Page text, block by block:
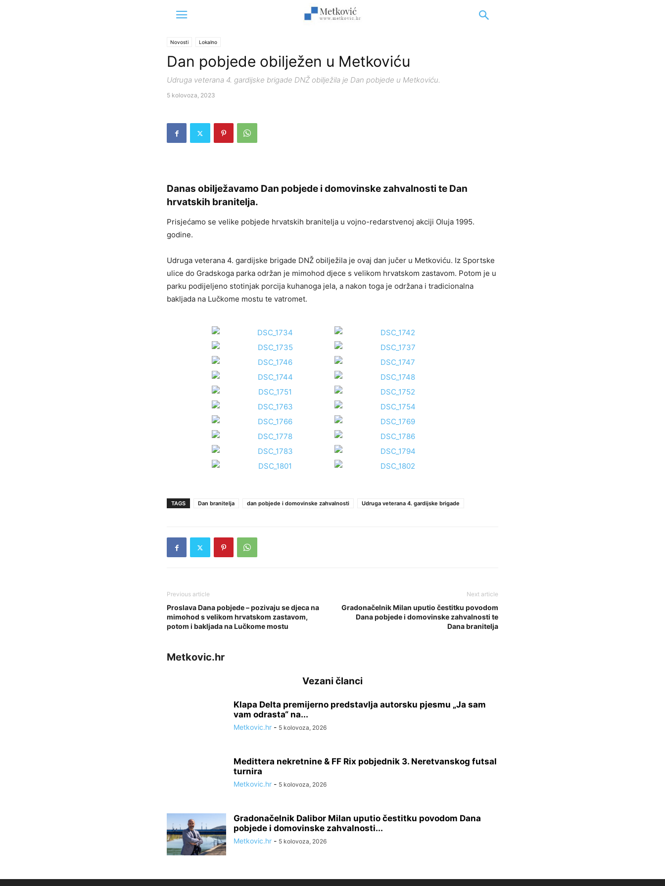
Novosti Lokalno
Dan pobjede obilježen u Metkoviću
Udruga veterana 4. gardijske brigade DNŽ obilježila je Dan pobjede u Metkoviću.
5 kolovoza, 2023
Danas obilježavamo Dan pobjede i domovinske zahvalnosti te Dan
hrvatskih branitelja.
Prisjećamo se velike pobjede hrvatskih branitelja u vojno-redarstvenoj akciji Oluja 1995.
godine.
Udruga veterana 4. gardijske brigade DNŽ obilježila je ovaj dan jučer u Metkoviću. Iz Sportske
ulice do Gradskoga parka održan je mimohod djece s velikom hrvatskom zastavom. Potom je u
parku podijeljeno stotinjak porcija kuhanoga jela, a nakon toga je održana i tradicionalna
bakljada na Lučkome mostu te vatromet.
TAGS Dan branitelja dan pobjede i domovinske zahvalnosti Udruga veterana 4. gardijske brigade
Previous article
Proslava Dana pobjede – pozivaju se djeca na
mimohod s velikom hrvatskom zastavom,
potom i bakljada na Lučkome mostu
Next article
Gradonačelnik Milan uputio čestitku povodom
Dana pobjede i domovinske zahvalnosti te
Dana branitelja
Metkovic.hr
Vezani članci
Klapa Delta premijerno predstavlja autorsku pjesmu „Ja sam
vam odrasta“ na...
Metkovic.hr - 5 kolovoza, 2026
Medittera nekretnine & FF Rix pobjednik 3. Neretvanskog futsal
turnira
Metkovic.hr - 5 kolovoza, 2026
Gradonačelnik Dalibor Milan uputio čestitku povodom Dana
pobjede i domovinske zahvalnosti...
Metkovic.hr - 5 kolovoza, 2026